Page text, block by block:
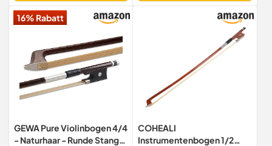
16% Rabatt
GEWA Pure Violinbogen 4/4
- Naturhaar - Runde Stange
COHEALI
Instrumentenbogen 1/2